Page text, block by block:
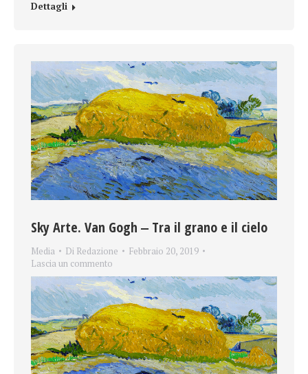
Dettagli
Sky Arte. Van Gogh ‒ Tra il grano e il cielo
Media Di Redazione
Febbraio 20, 2019
Lascia un commento